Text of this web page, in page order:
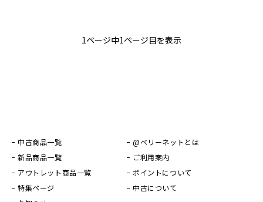
1ページ中1ページ目を表示
中古商品一覧
新品商品一覧
アウトレット商品一覧
特集ページ
@ベリーネットとは
ご利用案内
ポイントについて
中古について